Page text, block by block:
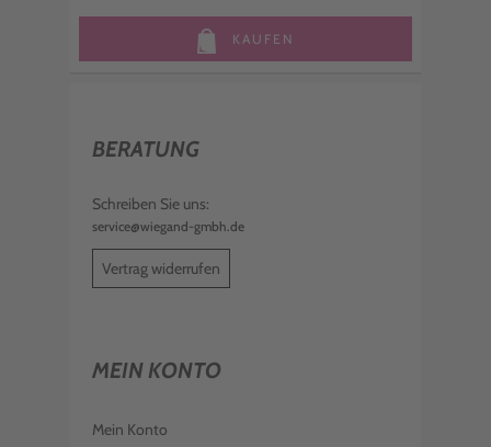
KAUFEN
BERATUNG
Schreiben Sie uns:
service@wiegand-gmbh.de
Vertrag widerrufen
MEIN KONTO
Mein Konto